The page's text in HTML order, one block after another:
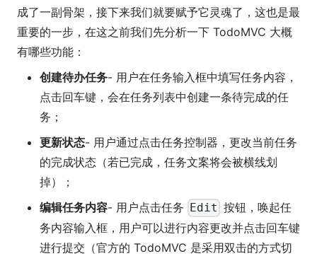
成了一副骨架，接下来我们就要赋予它灵魂了，这也是最
重要的一步，在这之前我们先分析一下 TodoMVC 大概
有哪些功能：
创建待办任务- 用户在任务输入框中填写任务内容，
点击回车键，会在任务列表中创建一条待完成的任
务；
更新状态- 用户通过点击任务控制器，更改当前任务
的完成状态（若已完成，任务文案将会被横线划
掉）；
编辑任务内容- 用户点击任务 Edit 按钮，唤起任
务内容输入框，用户可以进行内容更改并点击回车键
进行提交（官方的 TodoMVC 是采用双击的方式切